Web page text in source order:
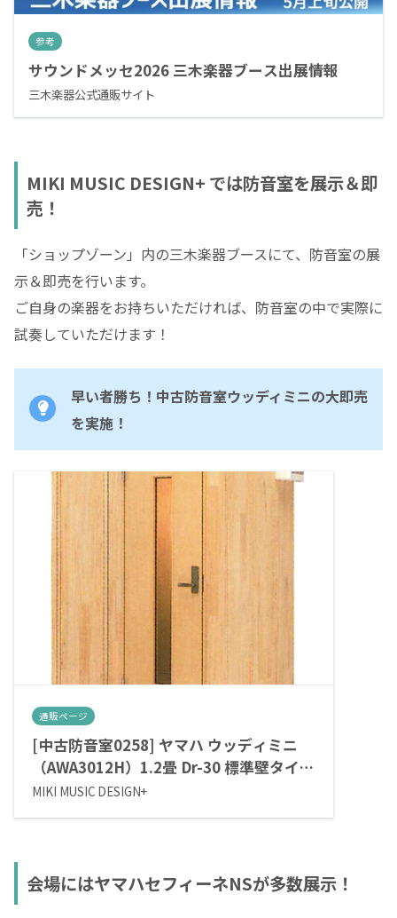
参考
サウンドメッセ2026 三木楽器ブース出展情報
三木楽器公式通販サイト
MIKI MUSIC DESIGN+ では防音室を展示＆即
売！
「ショップゾーン」内の三木楽器ブースにて、防音室の展
示＆即売を行います。
ご自身の楽器をお持ちいただければ、防音室の中で実際に
試奏していただけます！
早い者勝ち！中古防音室ウッディミニの大即売
を実施！
通販ページ
[中古防音室0258] ヤマハ ウッディミニ
（AWA3012H）1.2畳 Dr-30 標準壁タイプ
¥364,100⇒サウンドメッセ2026来場者限
MIKI MUSIC DESIGN+
会場にはヤマハセフィーネNSが多数展示！